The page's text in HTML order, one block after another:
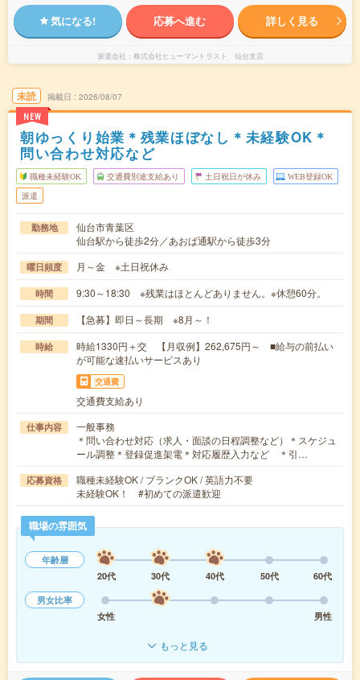
気になる! 応募へ進む 詳しく見る
派遣会社 株式会社ヒューマントラスト 仙台支店
未読
NEW
掲載日 2026/08/07
朝ゆっくり始業＊残業ほぼなし＊未経験OK＊
問い合わせ対応など
職種未経験OK 交通費別途支給あり 土日祝日が休み WEB登録OK
派遣
勤務地
仙台市青葉区
仙台駅から徒歩2分／あおば通駅から徒歩3分
曜日頻度 月～金 ※土日祝休み
時間 9:30～18:30 ※残業はほとんどありません。※休憩60分。
期間 【急募】即日～長期 ※8月～！
時給
時給1330円＋交 【月収例】262,675円～ ■給与の前払い
が可能な速払いサービスあり
交通費
交通費支給あり
仕事内容
一般事務
＊問い合わせ対応（求人・面談の日程調整など）＊スケジュ
ール調整＊登録促進架電＊対応履歴入力など ＊引…
応募資格
職種未経験OK / ブランクOK / 英語力不要
未経験OK！ #初めての派遣歓迎
職場の雰囲気
年齢層
20代
30代 40代 50代
60代
男女比率
女性
男性
もっと見る